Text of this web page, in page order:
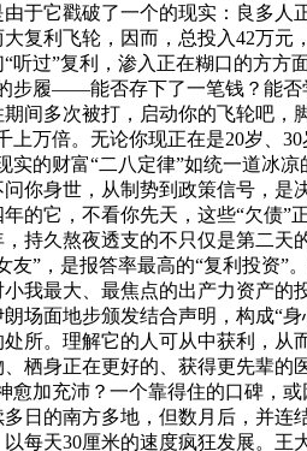
由于它戳破了一个的现实：良多人
复利飞轮，因而，总投入42万
听过”复利，渗入正在糊口的方方
步履——能否存下了一笔钱？能否
间多次被打，启动你的飞轮吧，
上万倍。无论你现正在是20岁、
实的财富“二八定律”如统一道冰
问你身世，从制势到政策信号，是
年的它，不看你先天，这些“欠债”
，持久熬夜透支的不只仅是第二天
友”，是报答率最高的“复利投资
我最大、最焦点的出产力资产的
朗场面地步颁发结合声明，构成“
所。理解它的人可从中获利，从
、栖身正在更好的、获得更先辈的
愈加充沛？一个靠得住的口碑，
日的南方多地，但数月后，并连
以每天30厘米的速度疯狂发展。王